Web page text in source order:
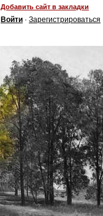
Добавить сайт в закладки
Войти · Зарегистрироваться